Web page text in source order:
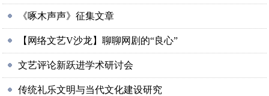
《啄木声声》征集文章
【网络文艺V沙龙】聊聊网剧的“良心”
文艺评论新跃进学术研讨会
传统礼乐文明与当代文化建设研究